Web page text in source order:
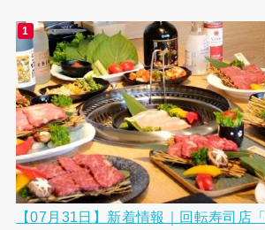
【07月31日】新着情報｜回転寿司店